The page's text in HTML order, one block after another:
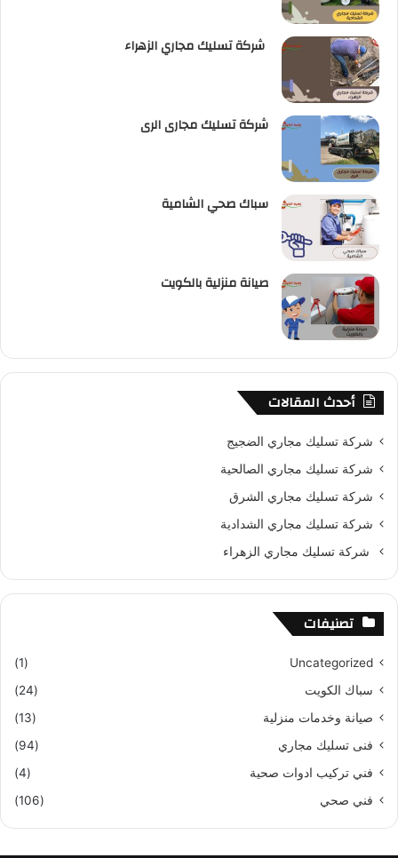
شركة تسليك مجاري الزهراء
شركة تسليك مجارى الرى
سباك صحي الشامية
صيانة منزلية بالكويت
أحدث المقالات
شركة تسليك مجاري الضجيج
شركة تسليك مجاري الصالحية
شركة تسليك مجاري الشرق
شركة تسليك مجاري الشدادية
شركة تسليك مجاري الزهراء
تصنيفات
Uncategorized
(1)
سباك الكويت
(24)
صيانة وخدمات منزلية
(13)
فنى تسليك مجاري
(94)
فني تركيب ادوات صحية
(4)
فني صحي
(106)